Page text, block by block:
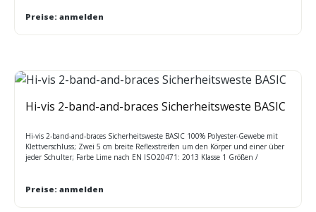
chemisch reinigen
Preise: anmelden
Hi-vis 2-band-and-braces Sicherheitsweste BASIC
Hi-vis 2-band-and-braces Sicherheitsweste BASIC 100% Polyester-Gewebe mit
Klettverschluss; Zwei 5 cm breite Reflexstreifen um den Körper und einer über
jeder Schulter; Farbe Lime nach EN ISO20471: 2013 Klasse 1 Größen /
Preise: anmelden